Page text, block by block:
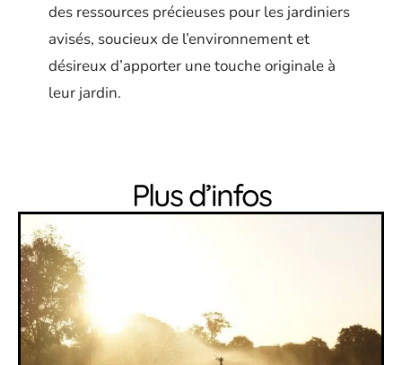
des ressources précieuses pour les jardiniers
avisés, soucieux de l’environnement et
désireux d’apporter une touche originale à
leur jardin.
Plus d’infos